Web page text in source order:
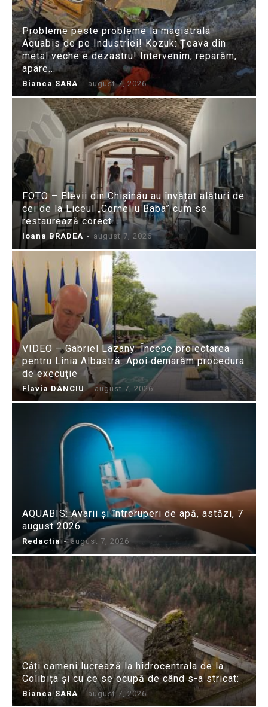
Probleme peste probleme la magistrala
Aquabis de pe Industriei! Kozuk: Țeava din
metal veche e dezastru! Intervenim, reparăm,
apare...
Bianca SARA - august 7, 2026
FOTO – Elevii din Chișinău au învățat alături de
cei de la Liceul „Corneliu Baba” cum se
restaurează corect...
Ioana BRADEA - august 7, 2026
VIDEO – Gabriel Lazany: Începe proiectarea
pentru Linia Albastră. Apoi demarăm procedura
de execuție
Flavia DANCIU - august 7, 2026
AQUABIS: Avarii și întreruperi de apă, astăzi, 7
august 2026
Redactia - august 7, 2026
Câți oameni lucrează la hidrocentrala de la
Colibița și cu ce se ocupă de când s-a stricat:
Bianca SARA - august 7, 2026